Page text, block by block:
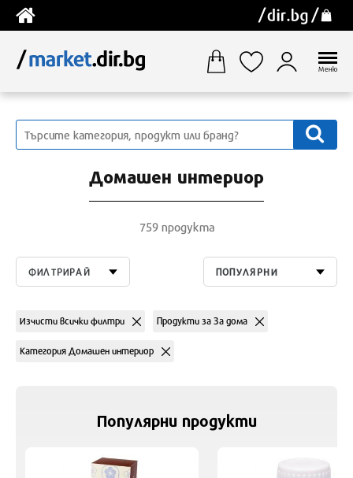
Меню
Домашен интериор
759 продукта
ФИЛТРИРАЙ ПОПУЛЯРНИ
Изчисти всички филтри Продукти за За дома
Категория Домашен интериор
Популярни продукти